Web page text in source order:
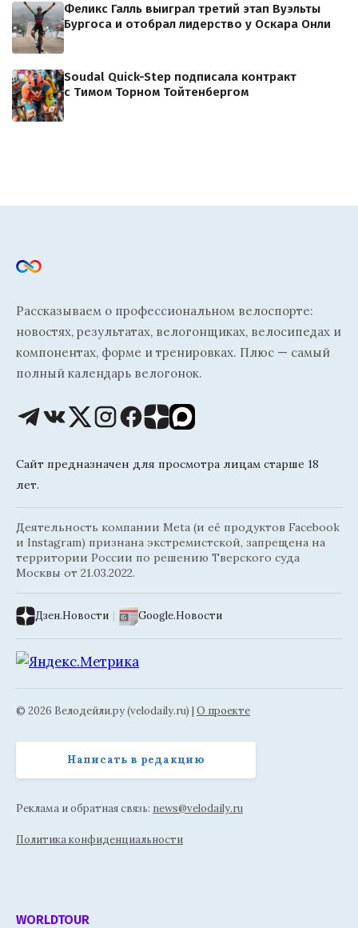
Феликс Галль выиграл третий этап Вуэльты
Бургоса и отобрал лидерство у Оскара Онли
Soudal Quick-Step подписала контракт
с Тимом Торном Тойтенбергом
Рассказываем о профессиональном велоспорте:
новостях, результатах, велогонщиках, велосипедах и
компонентах, форме и тренировках. Плюс — самый
полный календарь велогонок.
Сайт предназначен для просмотра лицам старше 18
лет.
Деятельность компании Meta (и её продуктов Facebook
и Instagram) признана экстремистской, запрещена на
территории России по решению Тверского суда
Москвы от 21.03.2022.
Дзен.Новости | Google.Новости
© 2026 Велодейли.ру (velodaily.ru) | О проекте
Написать в редакцию
Реклама и обратная связь: news@velodaily.ru
Политика конфиденциальности
WORLDTOUR